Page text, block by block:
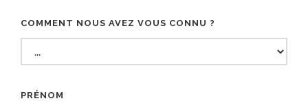
COMMENT NOUS AVEZ VOUS CONNU ?
PRÉNOM